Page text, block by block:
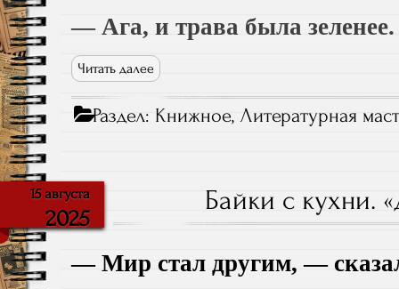
— Ага, и трава была зеленее.
Читать далее
Раздел: Книжное,Литературная
15 августа
2025
Байки с кухни.
— Мир стал другим, —